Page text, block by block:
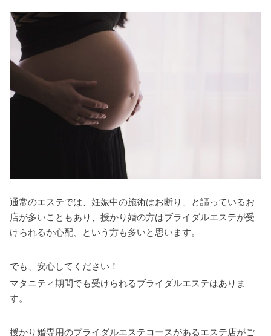
通常のエステでは、妊娠中の施術はお断り、と謳っているお
店が多いこともあり、授かり婚の方はブライダルエステが受
けられるか心配、という方も多いと思います。
でも、安心してください！
マタニティ期間でも受けられるブライダルエステはありま
す。
授かり婚専用のブライダルエステコースがあるエステ店がご